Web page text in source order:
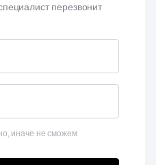
перезвонит
иначе не сможем